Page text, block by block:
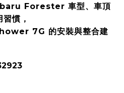
Forester 車型、車頂
慣，
7G 的安裝與整合建